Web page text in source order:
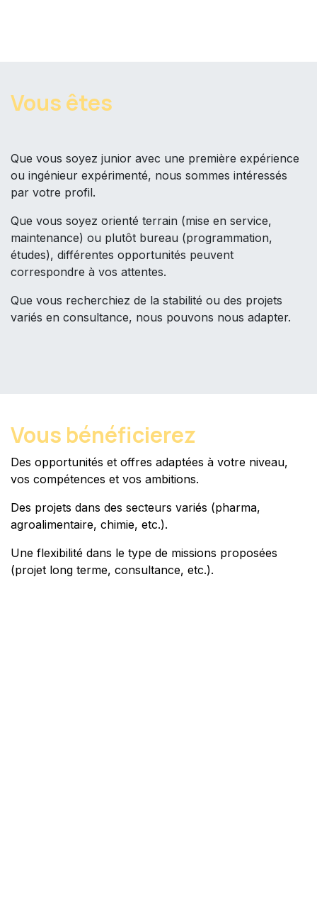
Vous êtes
Que vous soyez junior avec une première expérience
ou ingénieur expérimenté, nous sommes intéressés
par votre profil.
Que vous soyez orienté terrain (mise en service,
maintenance) ou plutôt bureau (programmation,
études), différentes opportunités peuvent
correspondre à vos attentes.
Que vous recherchiez de la stabilité ou des projets
variés en consultance, nous pouvons nous adapter.
Vous bénéficierez
Des opportunités et offres adaptées à votre niveau,
vos compétences et vos ambitions.
Des projets dans des secteurs variés (pharma,
agroalimentaire, chimie, etc.).
Une flexibilité dans le type de missions proposées
(projet long terme, consultance, etc.).